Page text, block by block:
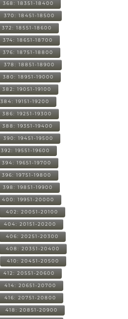
368: 18351-18400
370: 18451-18500
372: 18551-18600
374: 18651-18700
376: 18751-18800
378: 18851-18900
380: 18951-19000
382: 19051-19100
384: 19151-19200
386: 19251-19300
388: 19351-19400
390: 19451-19500
392: 19551-19600
394: 19651-19700
396: 19751-19800
398: 19851-19900
400: 19951-20000
402: 20051-20100
404: 20151-20200
406: 20251-20300
408: 20351-20400
410: 20451-20500
412: 20551-20600
414: 20651-20700
416: 20751-20800
418: 20851-20900